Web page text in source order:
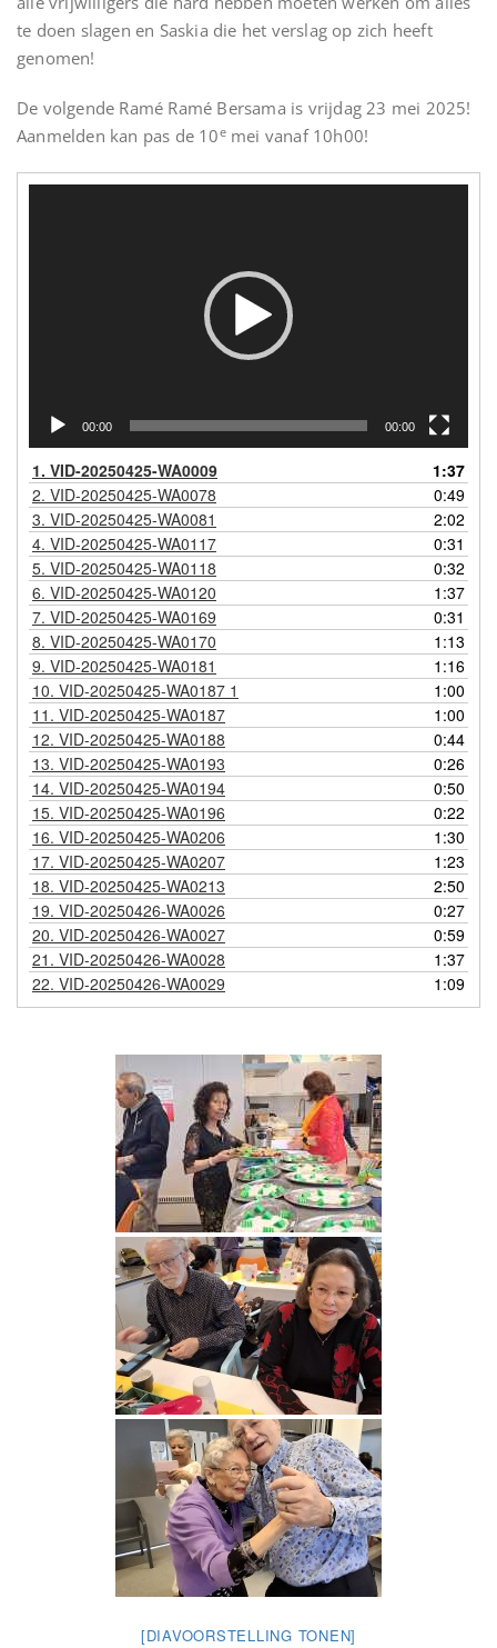
te doen slagen en Saskia die het verslag op zich heeft
genomen!
De volgende Ramé Ramé Bersama is vrijdag 23 mei 2025!
Aanmelden kan pas de 10emei vanaf 10h00!
00:00 00:00
1. VID-20250425-WA0009
1:37
2. VID-20250425-WA0078
0:49
3. VID-20250425-WA0081
2:02
4. VID-20250425-WA0117
0:31
5. VID-20250425-WA0118
0:32
6. VID-20250425-WA0120
1:37
7. VID-20250425-WA0169
0:31
8. VID-20250425-WA0170
1:13
9. VID-20250425-WA0181
1:16
10. VID-20250425-WA0187 1
1:00
11. VID-20250425-WA0187
1:00
12. VID-20250425-WA0188
0:44
13. VID-20250425-WA0193
0:26
14. VID-20250425-WA0194
0:50
15. VID-20250425-WA0196
0:22
16. VID-20250425-WA0206
1:30
17. VID-20250425-WA0207
1:23
18. VID-20250425-WA0213
2:50
19. VID-20250426-WA0026
0:27
20. VID-20250426-WA0027
0:59
21. VID-20250426-WA0028
1:37
22. VID-20250426-WA0029 1:09
[DIAVOORSTELLING TONEN]